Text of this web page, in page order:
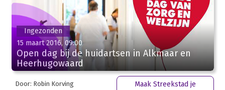
Ingezonden
15 maart 2016, 09:00
Open dag bij de huidartsen in Alkmaar en
Heerhugowaard
Door: Robin Korving
Maak Streekstad je